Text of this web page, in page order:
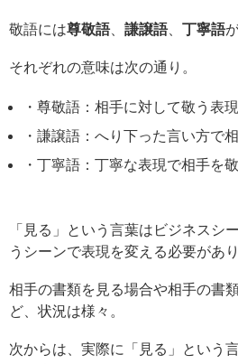
敬語には尊敬語、 謙譲語、 丁寧語
それぞれの意味は次の通り。
・尊敬語：相手に対して敬う表現
・謙譲語：へり下った言い方で
・丁寧語：丁寧な表現で相手を
「見る」という言葉はビジネスシ
うシーンで表現を変える必要があり
相手の書類を見る場合や相手の書
ど、状況は様々。
次からは、実際に「見る」という